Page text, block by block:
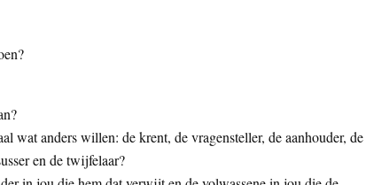
wat anders willen: de krent, de vragensteller, de aanhouder, de
en de twijfelaar?